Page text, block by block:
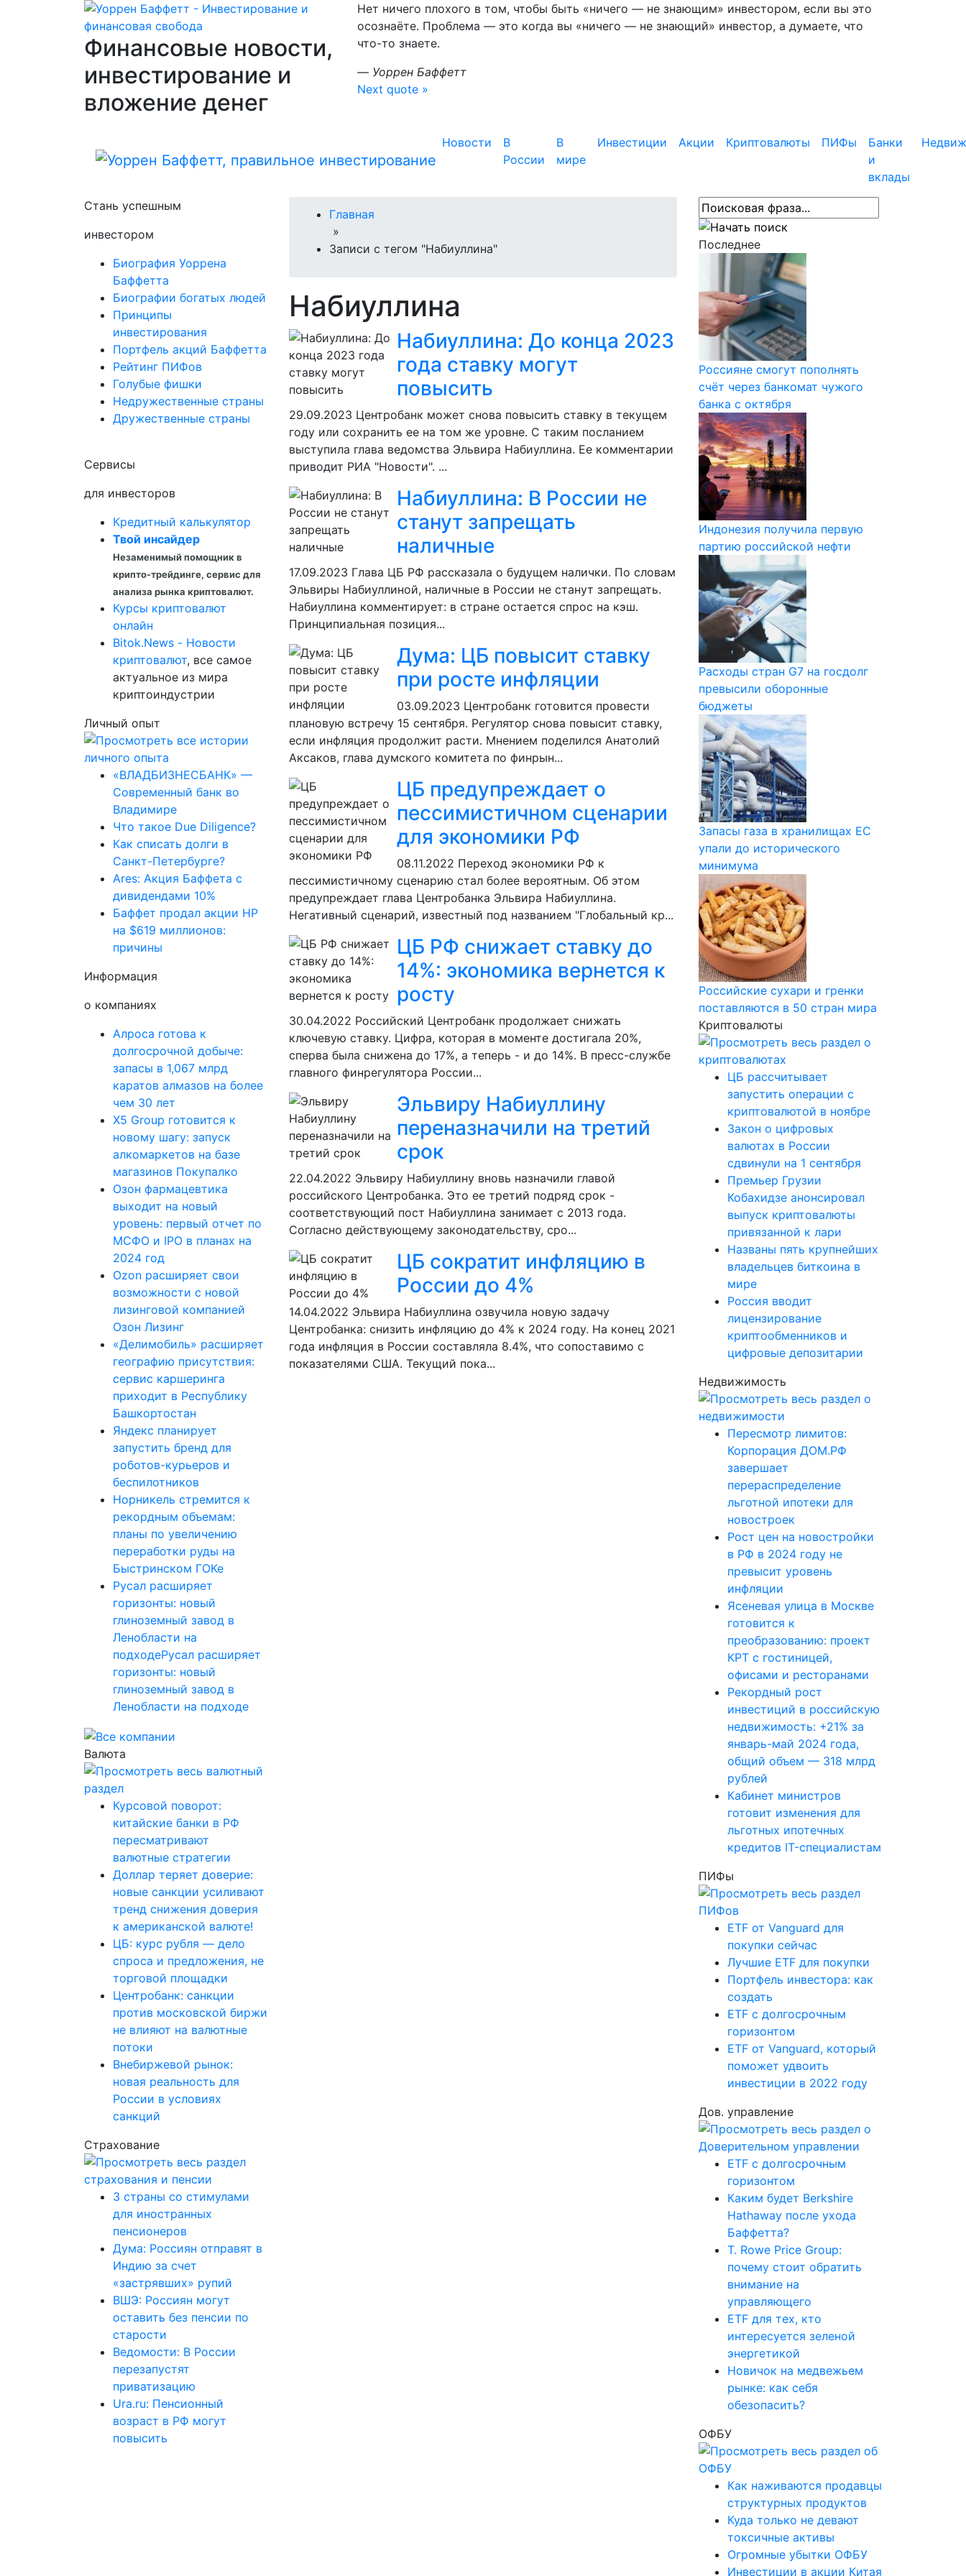
Финансовые новости,
инвестирование и
вложение денег
Нет ничего плохого в том, чтобы быть «ничего — не знающим» инвестором, если вы это
осознаёте. Проблема — это когда вы «ничего — не знающий» инвестор, а думаете, что
что-то знаете.
— Уоррен Баффетт
Next quote »
Новости
В
России
В
мире
Инвестиции Акции Криптовалюты ПИФы
Банки
и
вклады
Стань успешным
инвестором
Биография Уоррена
Баффетта
Биографии богатых людей
Принципы
инвестирования
Портфель акций Баффетта
Рейтинг ПИФов
Голубые фишки
Недружественные страны
Дружественные страны
Сервисы
для инвесторов
Кредитный калькулятор
Твой инсайдер
Незаменимый помощник в
крипто-трейдинге, сервис для
анализа рынка криптовалют.
Курсы криптовалют
онлайн
Bitok.News - Новости
криптовалют, все самое
актуальное из мира
криптоиндустрии
Личный опыт
«ВЛАДБИЗНЕСБАНК» —
Современный банк во
Владимире
Что такое Due Diligence?
Как списать долги в
Санкт-Петербурге?
Ares: Акция Баффета с
дивидендами 10%
Баффет продал акции HP
на $619 миллионов:
причины
Информация
о компаниях
Алроса готова к
долгосрочной добыче:
запасы в 1,067 млрд
каратов алмазов на более
чем 30 лет
X5 Group готовится к
новому шагу: запуск
алкомаркетов на базе
магазинов Покупалко
Озон фармацевтика
выходит на новый
уровень: первый отчет по
МСФО и IPO в планах на
2024 год
Ozon расширяет свои
возможности с новой
лизинговой компанией
Озон Лизинг
«Делимобиль» расширяет
географию присутствия:
сервис каршеринга
приходит в Республику
Башкортостан
Яндекс планирует
запустить бренд для
роботов-курьеров и
беспилотников
Норникель стремится к
рекордным объемам:
планы по увеличению
переработки руды на
Быстринском ГОКе
Русал расширяет
горизонты: новый
глиноземный завод в
Ленобласти на
подходеРусал расширяет
горизонты: новый
глиноземный завод в
Ленобласти на подходе
Валюта
Курсовой поворот:
китайские банки в РФ
пересматривают
валютные стратегии
Доллар теряет доверие:
новые санкции усиливают
тренд снижения доверия
к американской валюте!
ЦБ: курс рубля — дело
спроса и предложения, не
торговой площадки
Центробанк: санкции
против московской биржи
не влияют на валютные
потоки
Внебиржевой рынок:
новая реальность для
России в условиях
санкций
Страхование
3 страны со стимулами
для иностранных
пенсионеров
Дума: Россиян отправят в
Индию за счет
«застрявших» рупий
ВШЭ: Россиян могут
оставить без пенсии по
старости
Ведомости: В России
перезапустят
приватизацию
Ura.ru: Пенсионный
возраст в РФ могут
повысить
Главная
»
Записи с тегом "Набиуллина"
Набиуллина
Набиуллина: До конца 2023
года ставку могут
повысить
29.09.2023 Центробанк может снова повысить ставку в текущем
году или сохранить ее на том же уровне. С таким посланием
выступила глава ведомства Эльвира Набиуллина. Ее комментарии
приводит РИА "Новости". ...
Набиуллина: В России не
станут запрещать
наличные
17.09.2023 Глава ЦБ РФ рассказала о будущем налички. По словам
Эльвиры Набиуллиной, наличные в России не станут запрещать.
Набиуллина комментирует: в стране остается спрос на кэш.
Принципиальная позиция...
Дума: ЦБ повысит ставку
при росте инфляции
03.09.2023 Центробанк готовится провести
плановую встречу 15 сентября. Регулятор снова повысит ставку,
если инфляция продолжит расти. Мнением поделился Анатолий
Аксаков, глава думского комитета по финрын...
ЦБ предупреждает о
пессимистичном сценарии
для экономики РФ
08.11.2022 Переход экономики РФ к
пессимистичному сценарию стал более вероятным. Об этом
предупреждает глава Центробанка Эльвира Набиуллина.
Негативный сценарий, известный под названием "Глобальный кр...
ЦБ РФ снижает ставку до
14%: экономика вернется к
росту
30.04.2022 Российский Центробанк продолжает снижать
ключевую ставку. Цифра, которая в моменте достигала 20%,
сперва была снижена до 17%, а теперь - и до 14%. В пресс-службе
главного финрегулятора России...
Эльвиру Набиуллину
переназначили на третий
срок
22.04.2022 Эльвиру Набиуллину вновь назначили главой
российского Центробанка. Это ее третий подряд срок -
соответствующий пост Набиуллина занимает с 2013 года.
Согласно действующему законодательству, сро...
ЦБ сократит инфляцию в
России до 4%
14.04.2022 Эльвира Набиуллина озвучила новую задачу
Центробанка: снизить инфляцию до 4% к 2024 году. На конец 2021
года инфляция в России составляла 8.4%, что сопоставимо с
показателями США. Текущий пока...
Последнее
Россияне смогут пополнять
счёт через банкомат чужого
банка с октября
Индонезия получила первую
партию российской нефти
Расходы стран G7 на госдолг
превысили оборонные
бюджеты
Запасы газа в хранилищах ЕС
упали до исторического
минимума
Российские сухари и гренки
поставляются в 50 стран мира
Криптовалюты
ЦБ рассчитывает
запустить операции с
криптовалютой в ноябре
Закон о цифровых
валютах в России
сдвинули на 1 сентября
Премьер Грузии
Кобахидзе анонсировал
выпуск криптовалюты
привязанной к лари
Названы пять крупнейших
владельцев биткоина в
мире
Россия вводит
лицензирование
криптообменников и
цифровые депозитарии
Недвижимость
Пересмотр лимитов:
Корпорация ДОМ.РФ
завершает
перераспределение
льготной ипотеки для
новостроек
Рост цен на новостройки
в РФ в 2024 году не
превысит уровень
инфляции
Ясеневая улица в Москве
готовится к
преобразованию: проект
КРТ с гостиницей,
офисами и ресторанами
Рекордный рост
инвестиций в российскую
недвижимость: +21% за
январь-май 2024 года,
общий объем — 318 млрд
рублей
Кабинет министров
готовит изменения для
льготных ипотечных
кредитов IT-специалистам
ПИФы
ETF от Vanguard для
покупки сейчас
Лучшие ETF для покупки
Портфель инвестора: как
создать
ETF с долгосрочным
горизонтом
ETF от Vanguard, который
поможет удвоить
инвестиции в 2022 году
Дов. управление
ETF с долгосрочным
горизонтом
Каким будет Berkshire
Hathaway после ухода
Баффетта?
T. Rowe Price Group:
почему стоит обратить
внимание на
управляющего
ETF для тех, кто
интересуется зеленой
энергетикой
Новичок на медвежьем
рынке: как себя
обезопасить?
ОФБУ
Как наживаются продавцы
структурных продуктов
Куда только не девают
токсичные активы
Огромные убытки ОФБУ
Инвестиции в акции Китая